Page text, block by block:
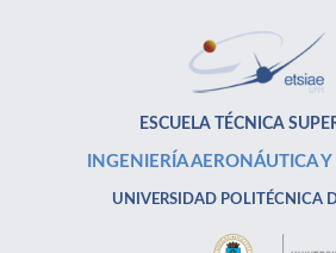
ESCUELA TÉCNICA
INGENIERÍA AERONÁUTICA
UNIVERSIDAD POLITÉCNICA